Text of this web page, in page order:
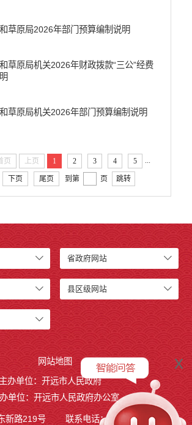
青年团开远市委员会
术协会
术工作者联合会
侨联合会
联合会
工商业联合会
会
街道办事处
镇人民政府
镇人民政府
人民政府
党开远市委员会
会云南省开远市总支部委员会
人事务局
障局
政执法局
中心
代农业产业园管理委员会
府专职消防队
草原局2026年部门预算编制说明
草原局机关2026年财政拨款“三公”经费
草原局机关2026年部门预算编制说明
页 上页 1 2 3 4 5 ...
下页 尾页 到第 页 跳转
省政府网站
县区级网站
网站地图
主办单位：开远市人民政府
单位：开远市人民政府办公室
新路219号 联系电话：0873-7236877
x